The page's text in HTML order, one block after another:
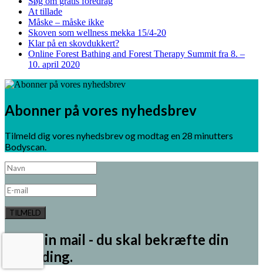
At tillade
Måske – måske ikke
Skoven som wellness mekka 15/4-20
Klar på en skovdukkert?
Online Forest Bathing and Forest Therapy Summit fra 8. –
10. april 2020
Abonner på vores nyhedsbrev
Tilmeld dig vores nyhedsbrev og modtag en 28 minutters
Bodyscan.
TILMELD
Tjek din mail - du skal bekræfte din
tilmelding.